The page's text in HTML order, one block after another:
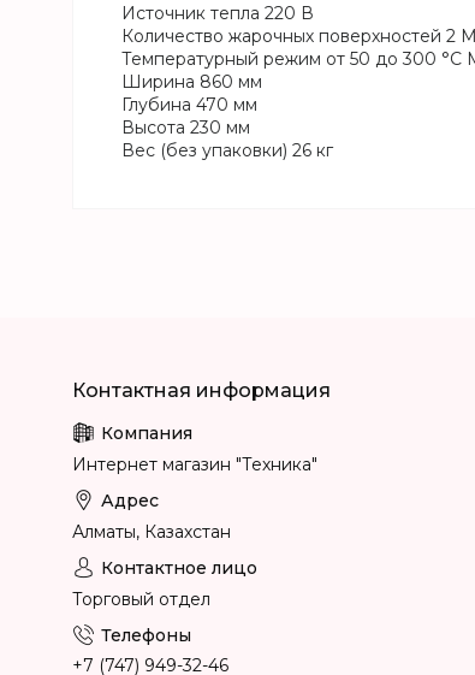
Источник тепла 220 В
Количество жарочных поверхностей 2
Температурный режим от 50 до 300 °C
Ширина 860 мм
Глубина 470 мм
Высота 230 мм
Вес (без упаковки) 26 кг
Интернет магазин "Техника"
Алматы, Казахстан
Торговый отдел
+7 (747) 949-32-46